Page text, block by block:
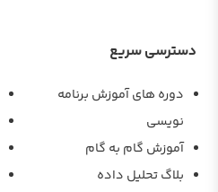
دسترسی سریع
دوره های آموزش برنامه
نویسی
آموزش گام به گام
بلاگ تحلیل داده